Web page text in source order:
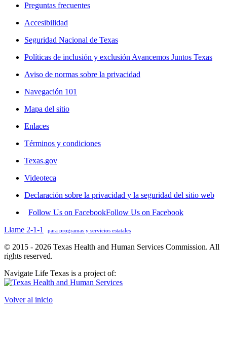
Preguntas frecuentes
Accesibilidad
Seguridad Nacional de Texas
Políticas de inclusión y exclusión Avancemos Juntos Texas
Aviso de normas sobre la privacidad
Navegación 101
Mapa del sitio
Enlaces
Términos y condiciones
Texas.gov
Videoteca
Declaración sobre la privacidad y la seguridad del sitio web
Follow Us on FacebookFollow Us on Facebook
Llame 2-1-1
para programas y servicios estatales
© 2015 - 2026 Texas Health and Human Services Commission. All
rights reserved.
Navigate Life Texas is a project of:
Volver al inicio